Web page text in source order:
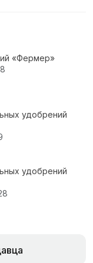
«Фермер»
удобрений
удобрений